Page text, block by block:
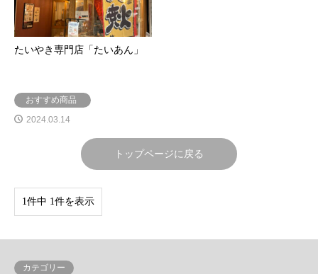
たいやき専門店「たいあん」
おすすめ商品
2024.03.14
トップページに戻る
1件中 1件を表示
カテゴリー